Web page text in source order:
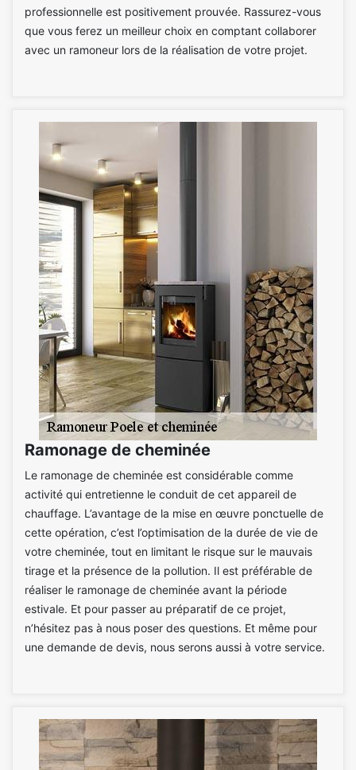
professionnelle est positivement prouvée. Rassurez-vous
que vous ferez un meilleur choix en comptant collaborer
avec un ramoneur lors de la réalisation de votre projet.
Ramonage de cheminée
Le ramonage de cheminée est considérable comme
activité qui entretienne le conduit de cet appareil de
chauffage. L’avantage de la mise en œuvre ponctuelle de
cette opération, c’est l’optimisation de la durée de vie de
votre cheminée, tout en limitant le risque sur le mauvais
tirage et la présence de la pollution. Il est préférable de
réaliser le ramonage de cheminée avant la période
estivale. Et pour passer au préparatif de ce projet,
n’hésitez pas à nous poser des questions. Et même pour
une demande de devis, nous serons aussi à votre service.